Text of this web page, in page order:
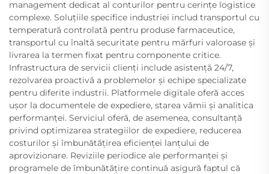
management dedicat al conturilor pentru cerințe logistice
complexe. Soluțiile specifice industriei includ transportul cu
temperatură controlată pentru produse farmaceutice,
transportul cu înaltă securitate pentru mărfuri valoroase și
livrarea la termen fixat pentru componente critice.
Infrastructura de servicii clienți include asistență 24/7,
rezolvarea proactivă a problemelor și echipe specializate
pentru diferite industrii. Platformele digitale oferă acces
ușor la documentele de expediere, starea vămii și analitica
performanței. Serviciul oferă, de asemenea, consultanță
privind optimizarea strategiilor de expediere, reducerea
costurilor și îmbunătățirea eficienței lanțului de
aprovizionare. Reviziile periodice ale performanței și
programele de îmbunătățire continuă asigură faptul că